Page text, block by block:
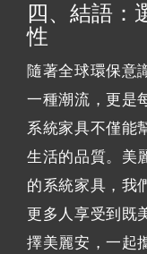
四、結語：
性
隨著全球環保意
一種潮流，更是
系統家具不僅能
生活的品質。美
的系統家具，我
更多人享受到既
擇美麗安，一起